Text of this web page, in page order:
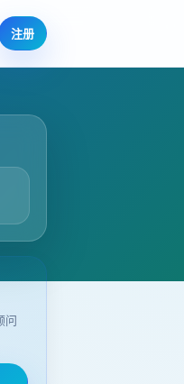
注册
问